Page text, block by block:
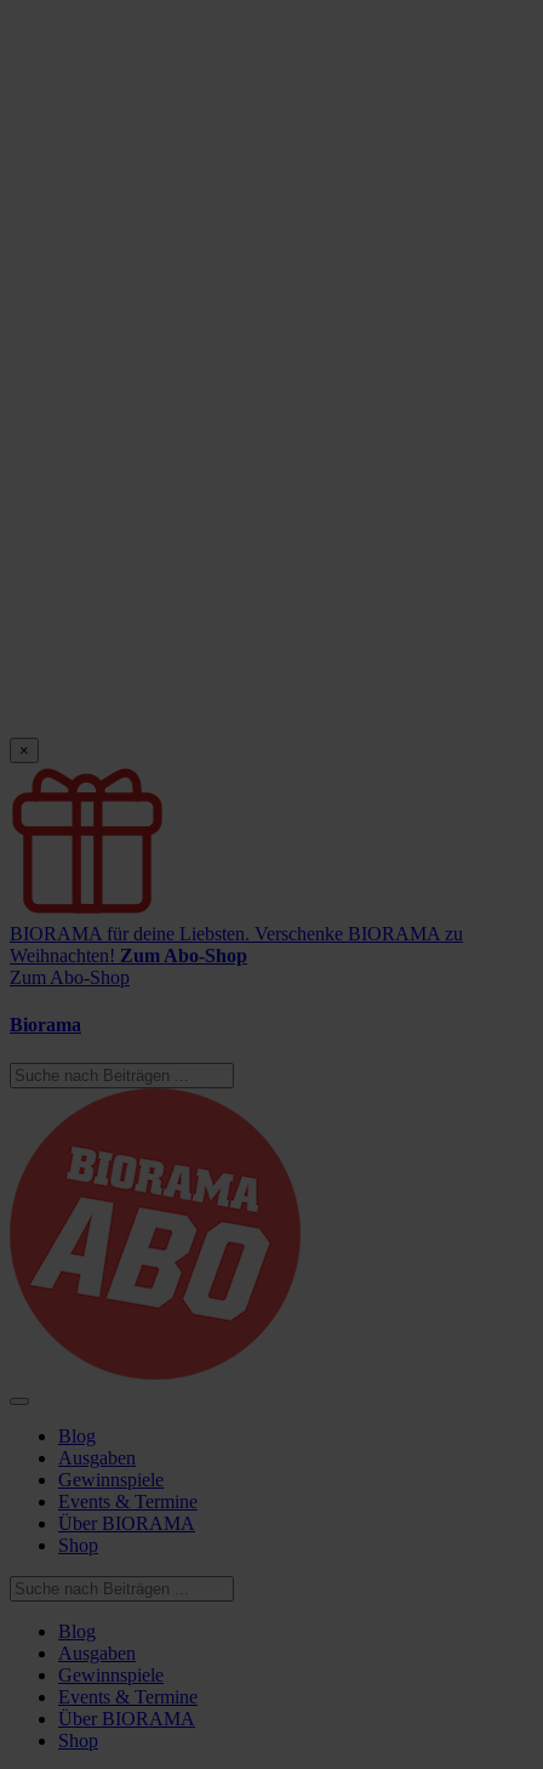
×
BIORAMA für deine Liebsten. Verschenke BIORAMA zu
Weihnachten! Zum Abo-Shop
Zum Abo-Shop
Biorama
Blog
Ausgaben
Gewinnspiele
Events & Termine
Über BIORAMA
Shop
Blog
Ausgaben
Gewinnspiele
Events & Termine
Über BIORAMA
Shop